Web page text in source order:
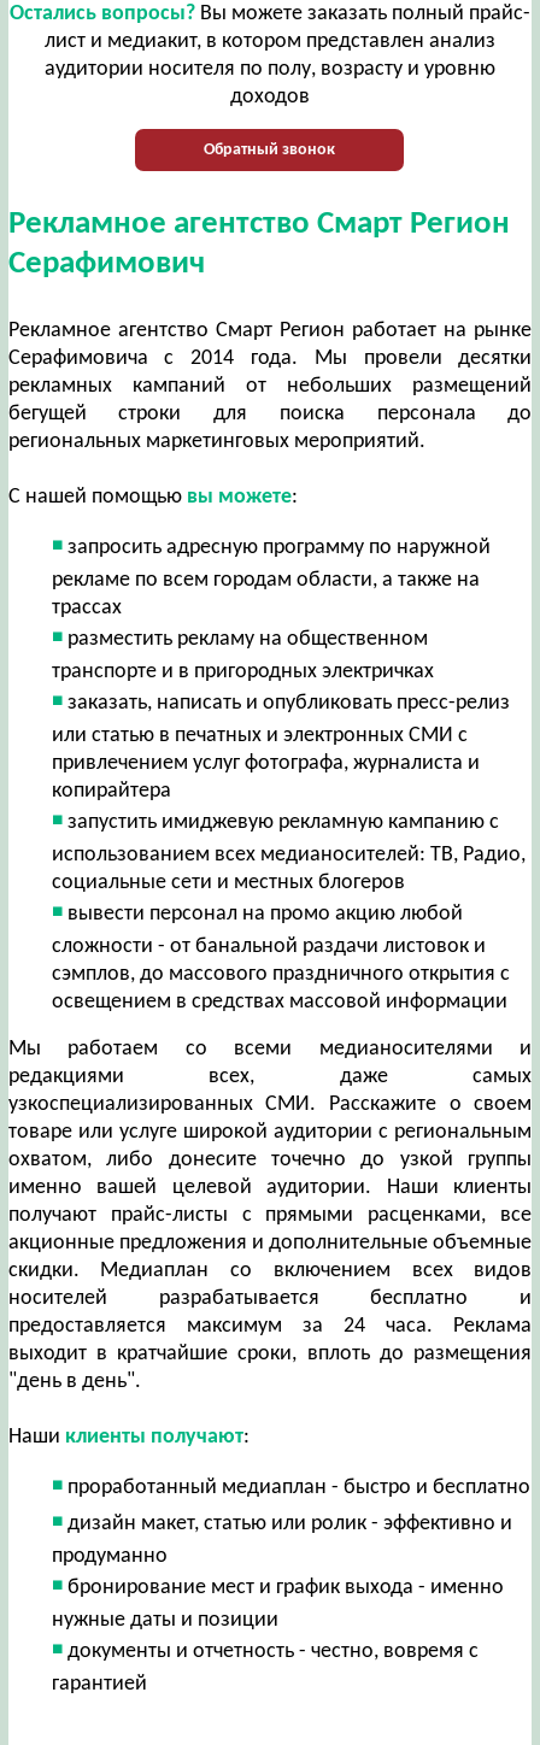
Остались вопросы?Вы можете заказать полный прайс-
лист и медиакит, в котором представлен анализ
аудитории носителя по полу, возрасту и уровню
доходов
Обратный звонок
Рекламное агентство Смарт Регион
Серафимович
Рекламное агентство Смарт Регион работает на рынке
Серафимовича с 2014 года. Мы провели десятки
рекламных кампаний от небольших размещений
бегущей строки для поиска персонала до
региональных маркетинговых мероприятий.
С нашей помощью вы можете:
запросить адресную программу по наружной
рекламе по всем городам области, а также на
трассах
разместить рекламу на общественном
транспорте и в пригородных электричках
заказать, написать и опубликовать пресс-релиз
или статью в печатных и электронных СМИ с
привлечением услуг фотографа, журналиста и
копирайтера
запустить имиджевую рекламную кампанию с
использованием всех медианосителей: ТВ, Радио,
социальные сети и местных блогеров
вывести персонал на промо акцию любой
сложности - от банальной раздачи листовок и
сэмплов, до массового праздничного открытия с
освещением в средствах массовой информации
Мы работаем со всеми медианосителями и
редакциями всех, даже самых
узкоспециализированных СМИ. Расскажите о своем
товаре или услуге широкой аудитории с региональным
охватом, либо донесите точечно до узкой группы
именно вашей целевой аудитории. Наши клиенты
получают прайс-листы с прямыми расценками, все
акционные предложения и дополнительные объемные
скидки. Медиаплан со включением всех видов
носителей разрабатывается бесплатно и
предоставляется максимум за 24 часа. Реклама
выходит в кратчайшие сроки, вплоть до размещения
"день в день".
Наши клиенты получают:
проработанный медиаплан - быстро и бесплатно
дизайн макет, статью или ролик - эффективно и
продуманно
бронирование мест и график выхода - именно
нужные даты и позиции
документы и отчетность - честно, вовремя с
гарантией